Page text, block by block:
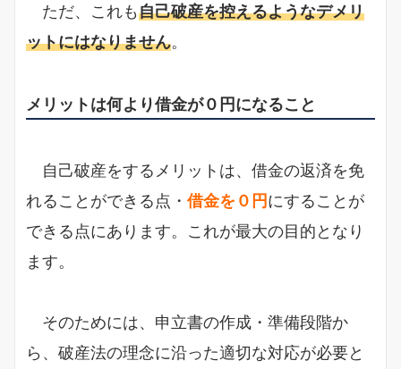
ただ、これも自己破産を控えるようなデメリ
ットにはなりません。
メリットは何より借金が０円になること
自己破産をするメリットは、借金の返済を免
れることができる点・ 借金を０円にすることが
できる点にあります。これが最大の目的となり
ます。
そのためには、申立書の作成・準備段階か
ら、破産法の理念に沿った適切な対応が必要と